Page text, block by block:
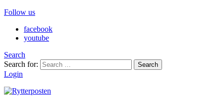
Follow us
facebook
youtube
Search
Search for:
Search
Login